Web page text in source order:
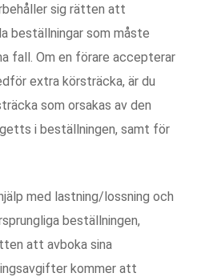
sig rätten att
beställningar som måste
fall. Om en förare accepterar
extra körsträcka, är du
som orsakas av den
i beställningen, samt för
med lastning/lossning och
beställningen,
att avboka sina
kommer att